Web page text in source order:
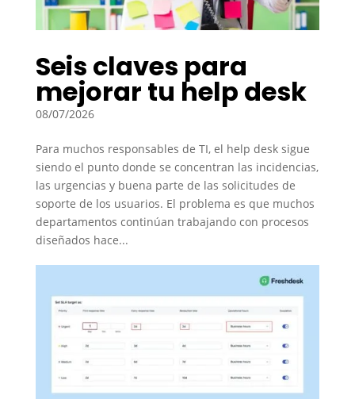
Seis claves para
mejorar tu help desk
08/07/2026
Para muchos responsables de TI, el help desk sigue
siendo el punto donde se concentran las incidencias,
las urgencias y buena parte de las solicitudes de
soporte de los usuarios. El problema es que muchos
departamentos continúan trabajando con procesos
diseñados hace...